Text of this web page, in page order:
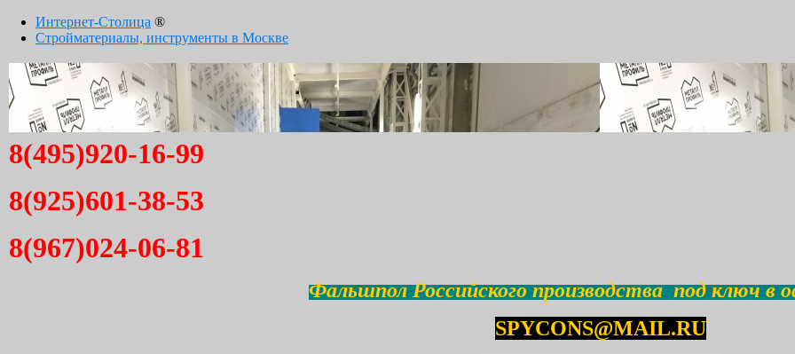
Интернет-Столица ®
Стройматериалы, инструменты в Москве
8(495)920-16-99
8(925)601-38-53
8(967)024-06-81
Фальшпол Российского производства под ключ в
SPYCONS@MAIL.RU